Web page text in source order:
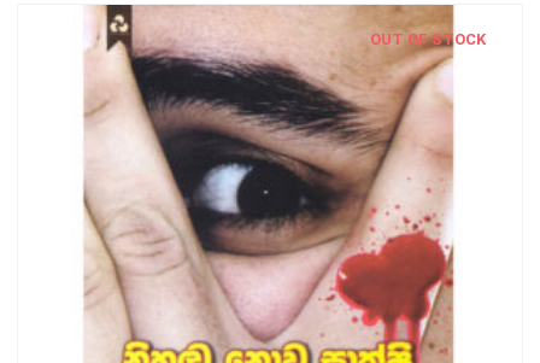
OUT OF STOCK